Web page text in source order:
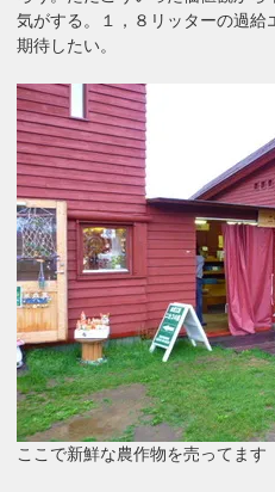
気がする。１，８リッターの過給
期待したい。
ここで新鮮な農作物を売ってます